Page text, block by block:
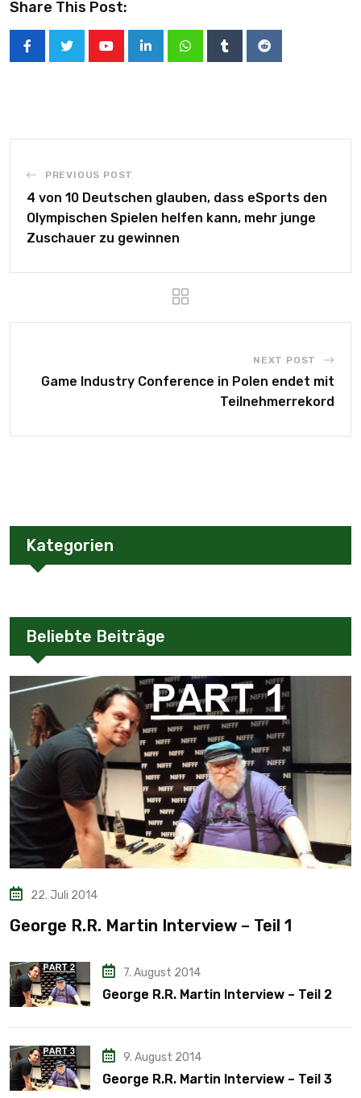
Share This Post:
PREVIOUS POST
4 von 10 Deutschen glauben, dass eSports den
Olympischen Spielen helfen kann, mehr junge
Zuschauer zu gewinnen
NEXT POST
Game Industry Conference in Polen endet mit
Teilnehmerrekord
Kategorien
Beliebte Beiträge
22. Juli 2014
George R.R. Martin Interview – Teil 1
7. August 2014
George R.R. Martin Interview – Teil 2
9. August 2014
George R.R. Martin Interview – Teil 3